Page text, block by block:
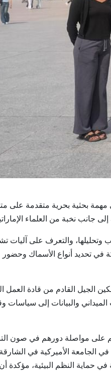
في مهمة بحثية بحرية متقدمة على
جانب نخبة من العلماء
والتعرف على آليات
في تحديد أنواع الأسماك
الجيل القادم من قادة العمل
والبيانات إلى سياسات
على مواصلة دورهم في صون
في الجامعة الأميركية في
في حماية النظم البيئية، مؤكدة